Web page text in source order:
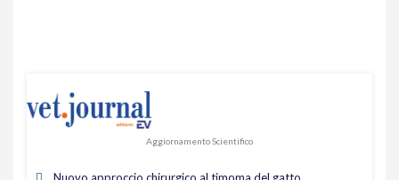
Aggiornamento Scientifico